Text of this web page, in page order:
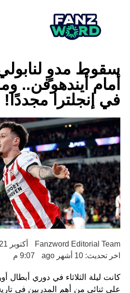
سقوط مدوٍ
أمام أيندهوفن..
في إنجلترا مجددًا!
Fanzword Editorial Team
أكتوبر 21, 2025
اخر تحديث: 10 أشهر ago
9:07 م
كانت ليلة الثلاثاء في دوري أبطال
على ثنائي من أهم المدربين في